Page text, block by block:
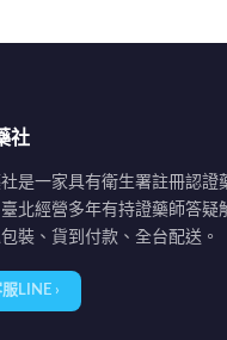
社
是一家具有衛生署註冊認證
臺北經營多年有持證藥師答
裝、貨到付款、全台配送。
LINE ›